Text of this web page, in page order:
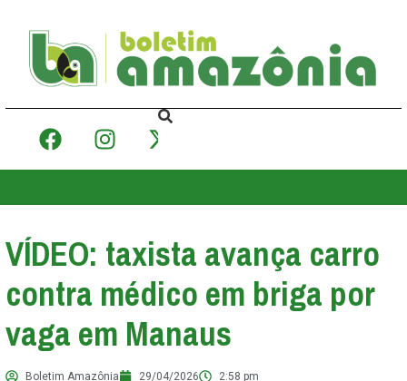
VÍDEO: taxista avança carro
contra médico em briga por
vaga em Manaus
Boletim Amazônia 29/04/2026 2:58 pm